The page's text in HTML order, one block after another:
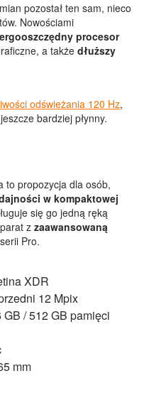
pozostał ten sam, nieco
Nowościami
procesor
a także dłuższy
odświeżania 120 Hz,
bardziej płynny.
to propozycja dla osób,
w kompaktowej
się go jedną ręką
z zaawansowaną
Pro.
XDR
12 Mpix
/ 512 GB pamięci
mm